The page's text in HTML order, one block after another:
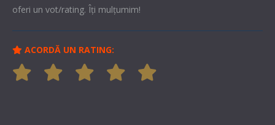
oferi un vot/rating. Îți mulțumim!
ACORDĂ UN RATING: